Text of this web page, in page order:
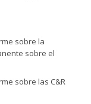
sobre la
sobre el
sobre las C&R